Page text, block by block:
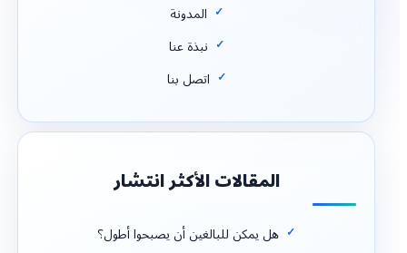
المدونة
نبذة عنا
اتصل بنا
المقالات الأكثر انتشار
هل يمكن للبالغين أن يصبحوا أطول؟